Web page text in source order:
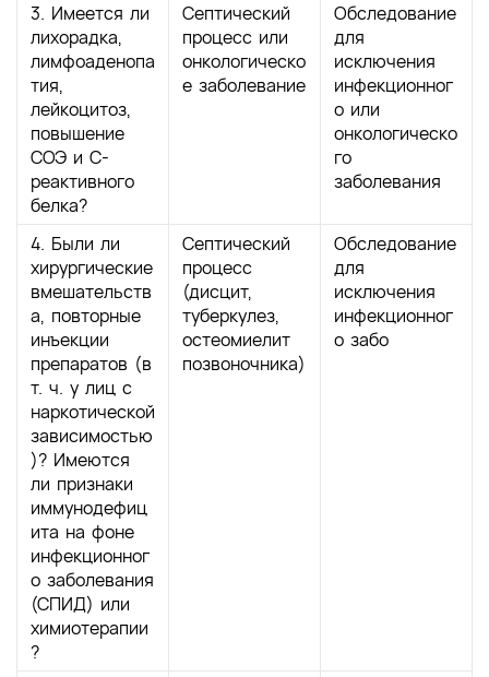
3. Имеется ли
лихорадка,
лимфоаденопа
тия,
лейкоцитоз,
повышение
СОЭ и С-
реактивного
белка?
Септический
процесс или
онкологическо
е заболевание
Обследование
для
исключения
инфекционног
о или
онкологическо
го
заболевания
4. Были ли
хирургические
вмешательств
а, повторные
инъекции
препаратов (в
т. ч. у лиц с
наркотической
зависимостью
)? Имеются
ли признаки
иммунодефиц
ита на фоне
инфекционног
о заболевания
(СПИД) или
химиотерапии
?
Септический
процесс
(дисцит,
туберкулез,
остеомиелит
позвоночника)
Обследование
для
исключения
инфекционног
о забо